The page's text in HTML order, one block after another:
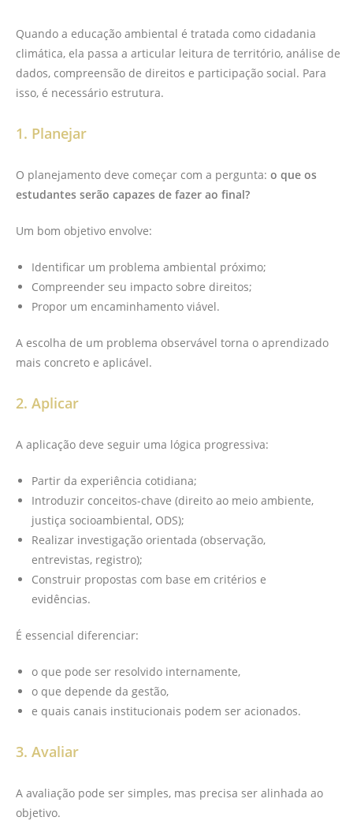
Quando a educação ambiental é tratada como cidadania
climática, ela passa a articular leitura de território, análise de
dados, compreensão de direitos e participação social. Para
isso, é necessário estrutura.
1. Planejar
O planejamento deve começar com a pergunta: o que os
estudantes serão capazes de fazer ao final?
Um bom objetivo envolve:
Identificar um problema ambiental próximo;
Compreender seu impacto sobre direitos;
Propor um encaminhamento viável.
A escolha de um problema observável torna o aprendizado
mais concreto e aplicável.
2. Aplicar
A aplicação deve seguir uma lógica progressiva:
Partir da experiência cotidiana;
Introduzir conceitos-chave (direito ao meio ambiente,
justiça socioambiental, ODS);
Realizar investigação orientada (observação,
entrevistas, registro);
Construir propostas com base em critérios e
evidências.
É essencial diferenciar:
o que pode ser resolvido internamente,
o que depende da gestão,
e quais canais institucionais podem ser acionados.
3. Avaliar
A avaliação pode ser simples, mas precisa ser alinhada ao
objetivo.